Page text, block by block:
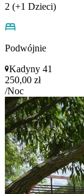
2 (+1 Dzieci)
Podwójnie
Kadyny 41
250,00 zł
/Noc